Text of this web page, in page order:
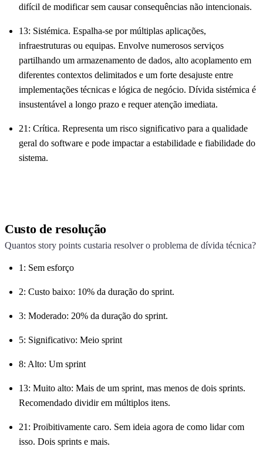
difícil de modificar sem causar consequências não intencionais.
13: Sistémica. Espalha-se por múltiplas aplicações,
infraestruturas ou equipas. Envolve numerosos serviços
partilhando um armazenamento de dados, alto acoplamento em
diferentes contextos delimitados e um forte desajuste entre
implementações técnicas e lógica de negócio. Dívida sistémica é
insustentável a longo prazo e requer atenção imediata.
21: Crítica. Representa um risco significativo para a qualidade
geral do software e pode impactar a estabilidade e fiabilidade do
sistema.
Custo de resolução
Quantos story points custaria resolver o problema de dívida técnica?
1: Sem esforço
2: Custo baixo: 10% da duração do sprint.
3: Moderado: 20% da duração do sprint.
5: Significativo: Meio sprint
8: Alto: Um sprint
13: Muito alto: Mais de um sprint, mas menos de dois sprints.
Recomendado dividir em múltiplos itens.
21: Proibitivamente caro. Sem ideia agora de como lidar com
isso. Dois sprints e mais.